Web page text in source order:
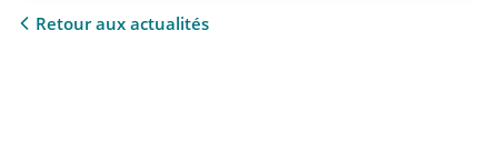
Retour aux actualités